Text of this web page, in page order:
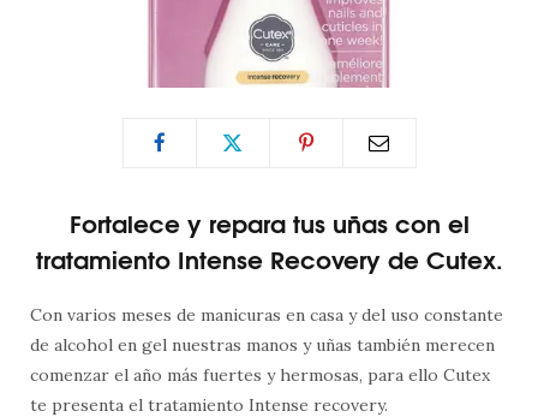
Fortalece y repara tus uñas con el
tratamiento Intense Recovery de Cutex.
Con varios meses de manicuras en casa y del uso constante
de alcohol en gel nuestras manos y uñas también merecen
comenzar el año más fuertes y hermosas, para ello Cutex
te presenta el tratamiento Intense recovery.